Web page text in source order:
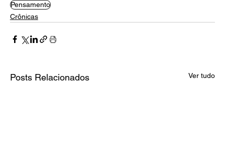
Pensamento
Crônicas
Posts Relacionados Ver tudo